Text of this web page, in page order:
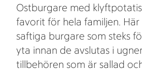
Ostburgare med
favorit för hela familjen. Här
saftiga burgare som steks
yta innan de avslutas i
tillbehören som är sallad